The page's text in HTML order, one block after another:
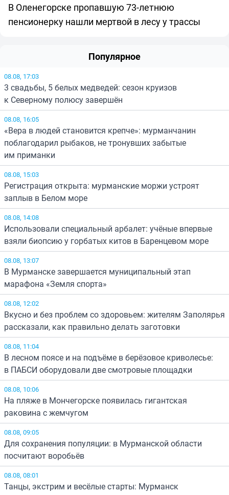
В Оленегорске пропавшую 73-летнюю
пенсионерку нашли мертвой в лесу у трассы
Популярное
08.08, 17:03
3 свадьбы, 5 белых медведей: сезон круизов
к Северному полюсу завершён
08.08, 16:05
«Вера в людей становится крепче»: мурманчанин
поблагодарил рыбаков, не тронувших забытые
им приманки
08.08, 15:03
Регистрация открыта: мурманские моржи устроят
заплыв в Белом море
08.08, 14:08
Использовали специальный арбалет: учёные впервые
взяли биопсию у горбатых китов в Баренцевом море
08.08, 13:07
В Мурманске завершается муниципальный этап
марафона «Земля спорта»
08.08, 12:02
Вкусно и без проблем со здоровьем: жителям Заполярья
рассказали, как правильно делать заготовки
08.08, 11:04
В лесном поясе и на подъёме в берёзовое криволесье:
в ПАБСИ оборудовали две смотровые площадки
08.08, 10:06
На пляже в Мончегорске появилась гигантская
раковина с жемчугом
08.08, 09:05
Для сохранения популяции: в Мурманской области
посчитают воробьёв
08.08, 08:01
Танцы, экстрим и весёлые старты: Мурманск